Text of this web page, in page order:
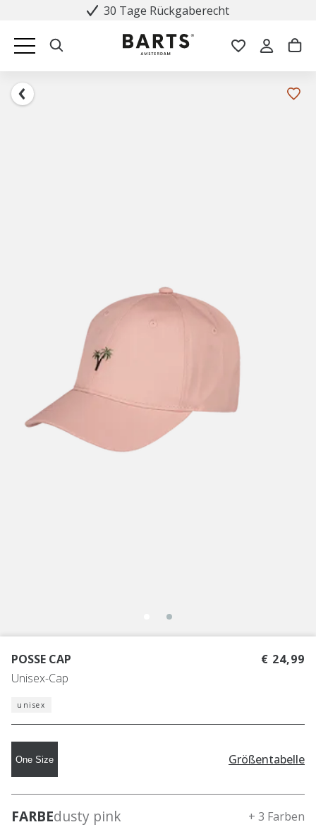
30 Tage Rückgaberecht
POSSE CAP
Unisex-Cap
€ 24,99
unisex
One Size Größentabelle
FARBEdusty pink + 3 Farben